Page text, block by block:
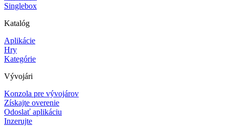
Singlebox
Katalóg
Aplikácie
Hry
Kategórie
Vývojári
Konzola pre vývojárov
Získajte overenie
Odoslať aplikáciu
Inzerujte